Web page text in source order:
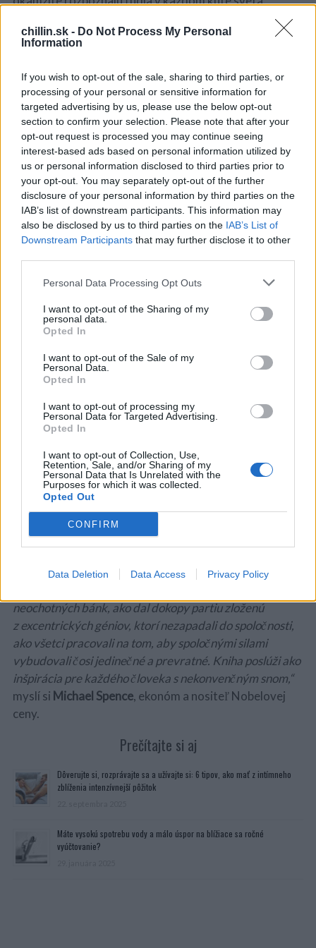
chillin.sk - Do Not Process My Personal
Information
If you wish to opt-out of the sale, sharing to third parties, or
processing of your personal or sensitive information for
targeted advertising by us, please use the below opt-out
section to confirm your selection. Please note that after your
opt-out request is processed you may continue seeing
interest-based ads based on personal information utilized by
us or personal information disclosed to third parties prior to
your opt-out. You may separately opt-out of the further
disclosure of your personal information by third parties on the
IAB’s list of downstream participants. This information may
also be disclosed by us to third parties on the IAB’s List of
Downstream Participants that may further disclose it to other
Personal Data Processing Opt Outs
I want to opt-out of the Sharing of my
personal data.
Opted In
I want to opt-out of the Sale of my
Personal Data.
Opted In
I want to opt-out of processing my
Personal Data for Targeted Advertising.
Opted In
I want to opt-out of Collection, Use,
Retention, Sale, and/or Sharing of my
Personal Data that Is Unrelated with the
Purposes for which it was collected.
Opted Out
CONFIRM
Data Deletion Data Access Privacy Policy
Vypočujte si AUDIO úryvok.
Z knihy číta Boris Farkaš:
Všetko sa začína klasickým rozhodujúcim okamihom.
Knight má dvadsaťštyri rokov a s batohom na pleciach
putuje Áziou, Európou a Afrikou. Kladie si zásadné
ktorej sa má vydať, je tá nekonvenčná. Povie si, že
namiesto toho, aby pracoval pre veľkú korporáciu,
Phil Knight, jeden z najvplyvnejších riadiacich
manažérov na svete, je zakladateľ spoločnosti Nike,
Inc. Ako jej výkonný riaditeľ pôsobil v rokoch 1964 až
2004 a dodnes zastáva funkciu predsedu
predstavenstva.
Shoe Dogje inšpiratívny príbeh o veľkom odhodlaní,
viere, tvrdo vybojovanej múdrosti a láske. Je to príbeh
o víťazstvách i zlyhaniach, z ktorého sa možno naučiť
veľa o inovácii a tvorivosti.
ktorom sa zrodil známy symbol zasvišťania.
neochotných bánk, ako dal dokopy partiu zloženú
z excentrických géniov, ktorí nezapadali do spoločnosti,
ako všetci pracovali na tom, aby spoločnými silami
vybudovali čosi jedinečné a prevratné. Kniha poslúži ako
inšpirácia pre každého človeka s nekonvenčným snom,“
myslí si Michael Spence, ekonóm a nositeľ Nobelovej
ceny.
Prečítajte si aj
Dôverujte si, rozprávajte sa a užívajte si: 6 tipov, ako mať z intímneho
zblíženia intenzívnejší pôžitok
Máte vysokú spotrebu vody a málo úspor na blížiace sa ročné
vyúčtovanie?
e
a
r
c
o
r
: